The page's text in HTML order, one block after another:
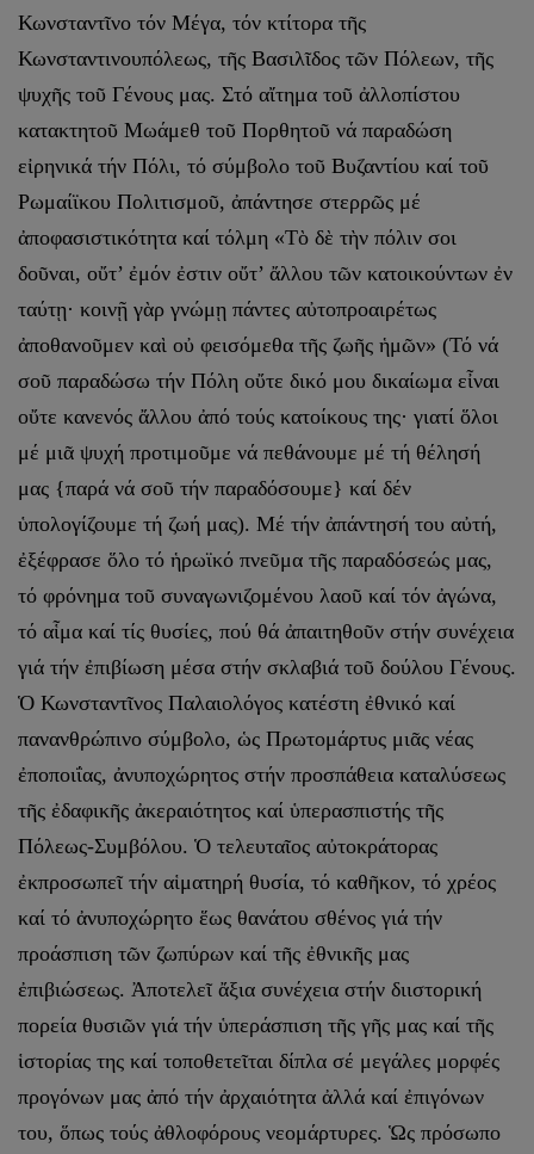
Κωνσταντῖνο τόν Μέγα, τόν κτίτορα τῆς
Κωνσταντινουπόλεως, τῆς Βασιλῖδος τῶν Πόλεων, τῆς
ψυχῆς τοῦ Γένους μας. Στό αἴτημα τοῦ ἀλλοπίστου
κατακτητοῦ Μωάμεθ τοῦ Πορθητοῦ νά παραδώση
εἰρηνικά τήν Πόλι, τό σύμβολο τοῦ Βυζαντίου καί τοῦ
Ρωμαίϊκου Πολιτισμοῦ, ἀπάντησε στερρῶς μέ
ἀποφασιστικότητα καί τόλμη «Τὸ δὲ τὴν πόλιν σοι
δοῦναι, οὔτ’ ἐμόν ἐστιν οὔτ’ ἄλλου τῶν κατοικούντων ἐν
ταύτῃ· κοινῇ γὰρ γνώμῃ πάντες αὐτοπροαιρέτως
ἀποθανοῦμεν καὶ οὐ φεισόμεθα τῆς ζωῆς ἡμῶν» (Τό νά
σοῦ παραδώσω τήν Πόλη οὔτε δικό μου δικαίωμα εἶναι
οὔτε κανενός ἄλλου ἀπό τούς κατοίκους της· γιατί ὅλοι
μέ μιᾶ ψυχή προτιμοῦμε νά πεθάνουμε μέ τή θέλησή
μας {παρά νά σοῦ τήν παραδόσουμε} καί δέν
ὑπολογίζουμε τή ζωή μας). Μέ τήν ἀπάντησή του αὐτή,
ἐξέφρασε ὅλο τό ἡρωϊκό πνεῦμα τῆς παραδόσεώς μας,
τό φρόνημα τοῦ συναγωνιζομένου λαοῦ καί τόν ἀγώνα,
τό αἷμα καί τίς θυσίες, πού θά ἀπαιτηθοῦν στήν συνέχεια
γιά τήν ἐπιβίωση μέσα στήν σκλαβιά τοῦ δούλου Γένους.
Ὁ Κωνσταντῖνος Παλαιολόγος κατέστη ἐθνικό καί
πανανθρώπινο σύμβολο, ὡς Πρωτομάρτυς μιᾶς νέας
ἐποποιΐας, ἀνυποχώρητος στήν προσπάθεια καταλύσεως
τῆς ἐδαφικῆς ἀκεραιότητος καί ὑπερασπιστής τῆς
Πόλεως-Συμβόλου. Ὁ τελευταῖος αὐτοκράτορας
ἐκπροσωπεῖ τήν αἱματηρή θυσία, τό καθῆκον, τό χρέος
καί τό ἀνυποχώρητο ἕως θανάτου σθένος γιά τήν
προάσπιση τῶν ζωπύρων καί τῆς ἐθνικῆς μας
ἐπιβιώσεως. Ἀποτελεῖ ἄξια συνέχεια στήν διιστορική
πορεία θυσιῶν γιά τήν ὑπεράσπιση τῆς γῆς μας καί τῆς
ἱστορίας της καί τοποθετεῖται δίπλα σέ μεγάλες μορφές
προγόνων μας ἀπό τήν ἀρχαιότητα ἀλλά καί ἐπιγόνων
του, ὅπως τούς ἀθλοφόρους νεομάρτυρες. Ὡς πρόσωπο